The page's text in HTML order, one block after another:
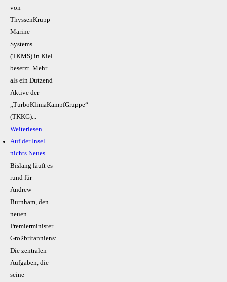
von
ThyssenKrupp
Marine
Systems
(TKMS) in Kiel
besetzt. Mehr
als ein Dutzend
Aktive der
„TurboKlimaKampfGruppe“
(TKKG)...
Weiterlesen
Auf der Insel
nichts Neues
Bislang läuft es
rund für
Andrew
Burnham, den
neuen
Premierminister
Großbritanniens:
Die zentralen
Aufgaben, die
seine